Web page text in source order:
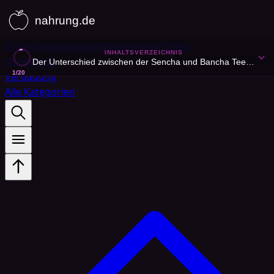
ErnährungswissenImmunsystemFitness
Abnehmen
Verdauung
Alle Kategorien
1/20
INHALTSVERZEICHNIS
Der Unterschied zwischen der Sencha und Bancha Teesorte